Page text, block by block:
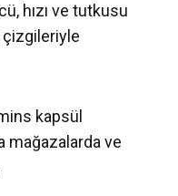
hızı ve tutkusu
çizgileriyle
kapsül
mağazalarda ve